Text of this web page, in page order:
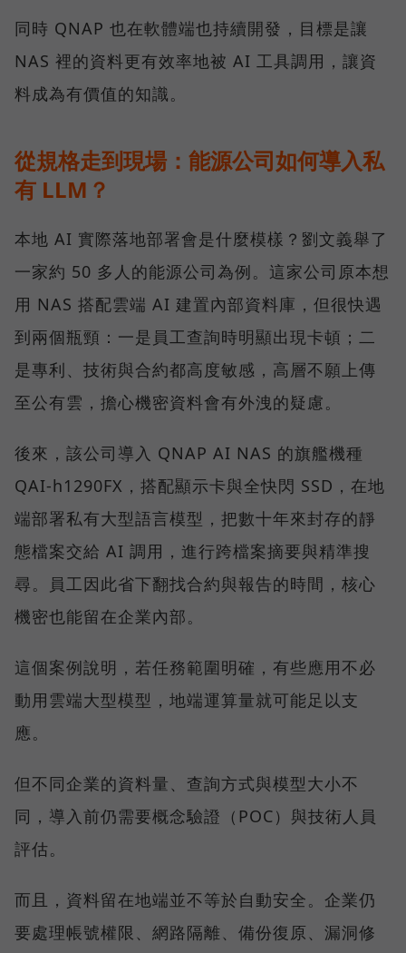
同時 QNAP 也在軟體端也持續開發，目標是讓
NAS 裡的資料更有效率地被 AI 工具調用，讓資
料成為有價值的知識。
從規格走到現場：能源公司如何導入私
有 LLM？
本地 AI 實際落地部署會是什麼模樣？劉文義舉了
一家約 50 多人的能源公司為例。這家公司原本想
用 NAS 搭配雲端 AI 建置內部資料庫，但很快遇
到兩個瓶頸：一是員工查詢時明顯出現卡頓；二
是專利、技術與合約都高度敏感，高層不願上傳
至公有雲，擔心機密資料會有外洩的疑慮。
後來，該公司導入 QNAP AI NAS 的旗艦機種
QAI-h1290FX，搭配顯示卡與全快閃 SSD，在地
端部署私有大型語言模型，把數十年來封存的靜
態檔案交給 AI 調用，進行跨檔案摘要與精準搜
尋。員工因此省下翻找合約與報告的時間，核心
機密也能留在企業內部。
這個案例說明，若任務範圍明確，有些應用不必
動用雲端大型模型，地端運算量就可能足以支
應。
但不同企業的資料量、查詢方式與模型大小不
同，導入前仍需要概念驗證（POC）與技術人員
評估。
而且，資料留在地端並不等於自動安全。企業仍
要處理帳號權限、網路隔離、備份復原、漏洞修